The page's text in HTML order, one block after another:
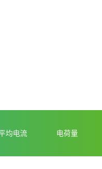
均电流 电荷量